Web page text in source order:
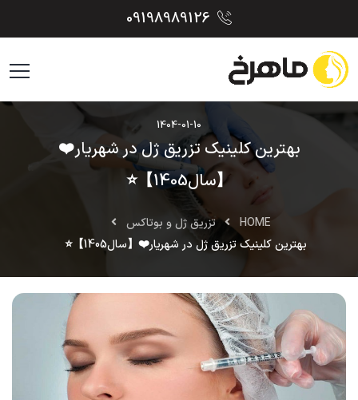
1404-01-10
بهترین کلینیک تزریق ژل در شهریار❤️
【سال1405】⭐
HOME
تزریق ژل و بوتاکس
بهترین کلینیک تزریق ژل در شهریار❤️【سال1405】⭐